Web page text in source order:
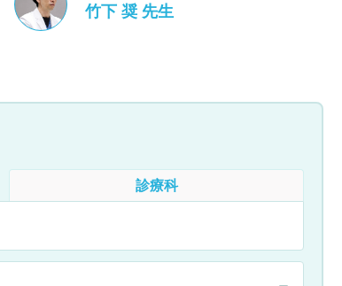
竹下 奨 先生
診療科